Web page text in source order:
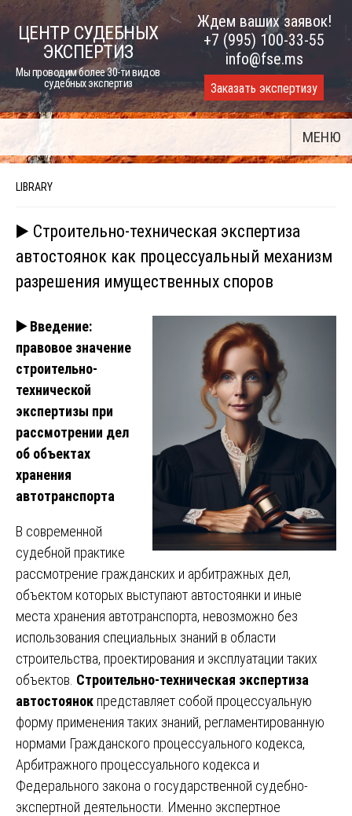
Skip
ЦЕНТР СУДЕБНЫХ
ЭКСПЕРТИЗ
Мы проводим более 30-ти видов
судебных экспертиз
Ждем ваших заявок!
+7 (995) 100-33-55
info@fse.ms
Заказать экспертизу
МЕНЮ
LIBRARY
▶️ Строительно-техническая экспертиза
автостоянок как процессуальный механизм
разрешения имущественных споров
▶️Введение:
правовое значение
строительно-
технической
экспертизы при
рассмотрении дел
об объектах
хранения
автотранспорта
В современной
судебной практике
рассмотрение гражданских и арбитражных дел,
объектом которых выступают автостоянки и иные
места хранения автотранспорта, невозможно без
использования специальных знаний в области
строительства, проектирования и эксплуатации таких
объектов. Строительно-техническая экспертиза
автостоянок представляет собой процессуальную
форму применения таких знаний, регламентированную
нормами Гражданского процессуального кодекса,
Арбитражного процессуального кодекса и
Федерального закона о государственной судебно-
экспертной деятельности. Именно экспертное